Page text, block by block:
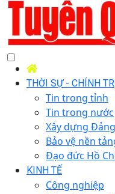
THỜI SỰ - CHÍNH
Tin trong tỉnh
Tin trong nước
Xây dựng
Bảo vệ nền
Đạo đức Hồ
KINH TẾ
Công nghiệp